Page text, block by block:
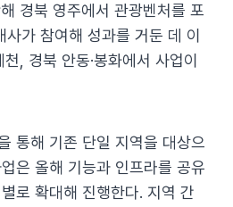
경북 영주에서 관광벤처를 포
가 참여해 성과를 거둔 데 이
, 경북 안동·봉화에서 사업이
통해 기존 단일 지역을 대상으
은 올해 기능과 인프라를 공유
로 확대해 진행한다. 지역 간